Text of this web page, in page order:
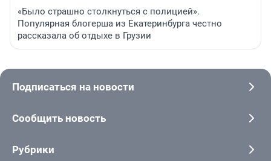
«Было страшно столкнуться с полицией».
Популярная блогерша из Екатеринбурга честно
рассказала об отдыхе в Грузии